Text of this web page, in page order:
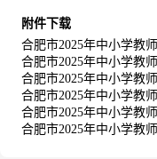
附件下载
合肥市2025年中小学教
合肥市2025年中小学教
合肥市2025年中小学教
合肥市2025年中小学教
合肥市2025年中小学教
合肥市2025年中小学教